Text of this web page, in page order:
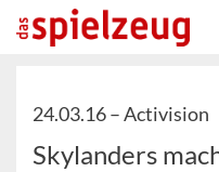
24.03.16 –Activision
Skylanders